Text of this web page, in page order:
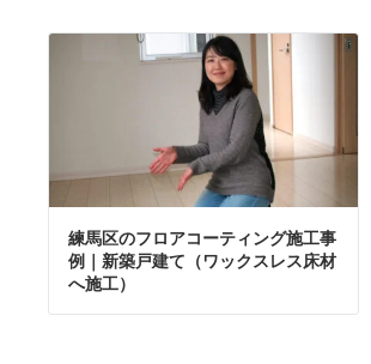
練馬区のフロアコーティング施工事
例｜新築戸建て（ワックスレス床材
へ施工）